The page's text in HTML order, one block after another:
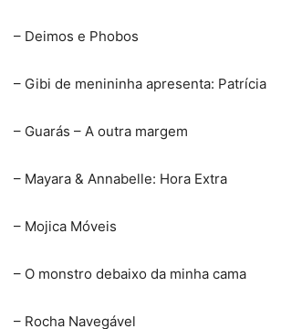
– Deimos e Phobos
– Gibi de menininha apresenta: Patrícia
– Guarás – A outra margem
– Mayara & Annabelle: Hora Extra
– Mojica Móveis
– O monstro debaixo da minha cama
– Rocha Navegável